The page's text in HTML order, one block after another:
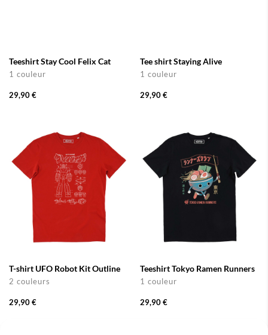
Teeshirt Stay Cool Felix Cat
1 couleur
29,90 €
Tee shirt Staying Alive
1 couleur
29,90 €
T-shirt UFO Robot Kit Outline
2 couleurs
29,90 €
Teeshirt Tokyo Ramen Runners
1 couleur
29,90 €